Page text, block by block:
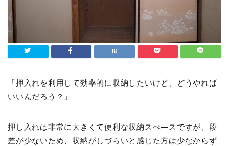
「押入れを利用して効率的に収納したいけど、どうやれば
いいんだろう？」
押し入れは非常に大きくて便利な収納スぺ―スですが、段
差が少ないため、収納がしづらいと感じた方は少なからず